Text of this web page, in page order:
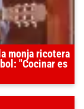
monja ricotera
"Cocinar es